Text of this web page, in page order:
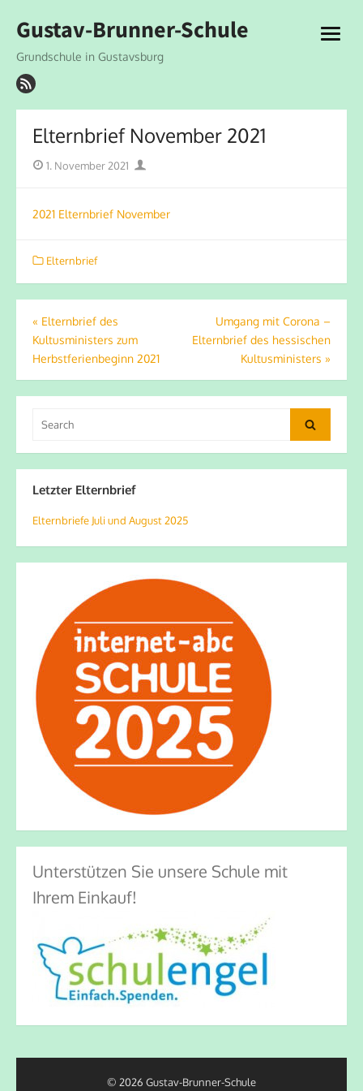
to
Gustav-Brunner-Schule
Grundschule in Gustavsburg
open
Elternbrief November 2021
Posted
1. November 2021 Author
2021 Elternbrief November
Elternbrief
Beitragsnavigation
« Elternbrief des
Kultusministers zum
Herbstferienbeginn 2021
Umgang mit Corona –
Elternbrief des hessischen
Kultusministers »
for:
Search
Letzter Elternbrief
Elternbriefe Juli und August 2025
Unterstützen Sie unsere Schule mit
Ihrem Einkauf!
© 2026 Gustav-Brunner-Schule